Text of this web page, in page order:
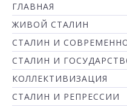
ГЛАВНАЯ
ЖИВОЙ СТАЛИН
СТАЛИН И
СТАЛИН И
КОЛЛЕКТИВИЗАЦИЯ
СТАЛИН И РЕПРЕССИИ